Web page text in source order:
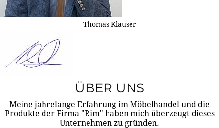
Thomas Klauser
ÜBER UNS
Meine jahrelange Erfahrung im Möbelhandel und die
Produkte der Firma "Rim" haben mich überzeugt dieses
Unternehmen zu gründen.